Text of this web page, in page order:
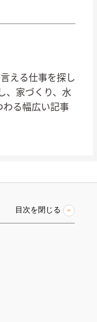
える仕事を探し
、家づくり、水
わる幅広い記事
目次を閉じる